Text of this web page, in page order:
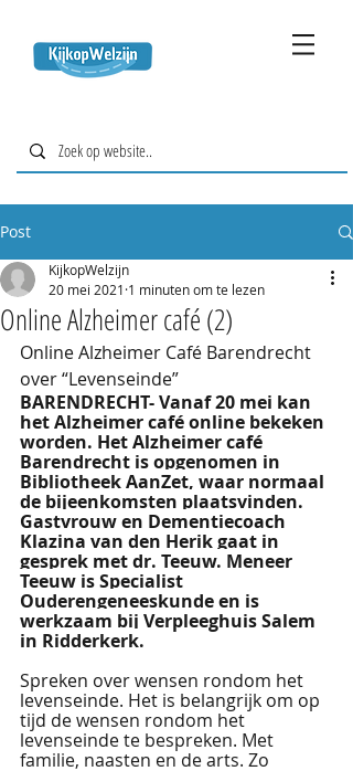
Post
Online Alzheimer café (2)
KijkopWelzijn
20 mei 2021 1 minuten om te lezen
Online Alzheimer Café Barendrecht
over “Levenseinde”
BARENDRECHT- Vanaf 20 mei kan
het Alzheimer café online bekeken
worden. Het Alzheimer café
Barendrecht is opgenomen in
Bibliotheek AanZet, waar normaal
de bijeenkomsten plaatsvinden.
Gastvrouw en Dementiecoach
Klazina van den Herik gaat in
gesprek met dr. Teeuw. Meneer
Teeuw is Specialist
Ouderengeneeskunde en is
werkzaam bij Verpleeghuis Salem
in Ridderkerk.
Spreken over wensen rondom het
levenseinde. Het is belangrijk om op
tijd de wensen rondom het
levenseinde te bespreken. Met
familie, naasten en de arts. Zo